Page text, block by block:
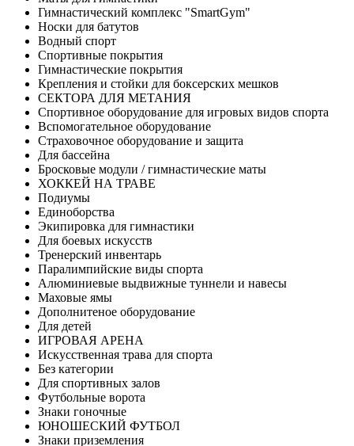
Гимнастический комплекс "SmartGym"
Носки для батутов
Водный спорт
Спортивные покрытия
Гимнастические покрытия
Крепления и стойки для боксерских мешков
СЕКТОРА ДЛЯ МЕТАНИЯ
Спортивное оборудование для игровых видов спорта
Вспомогательное оборудование
Страховочное оборудование и защита
Для бассейна
Бросковые модули / гимнастические маты
ХОККЕЙ НА ТРАВЕ
Подиумы
Единоборства
Экипировка для гимнастики
Для боевых искусств
Тренерский инвентарь
Паралимпийские виды спорта
Алюминиевые выдвижные туннели и навесы
Маховые ямы
Дополнитеное оборудование
Для детей
ИГРОВАЯ АРЕНА
Искусственная трава для спорта
Без категории
Для спортивных залов
Футбольные ворота
Знаки гоночные
ЮНОШЕСКИЙ ФУТБОЛ
Знаки приземления